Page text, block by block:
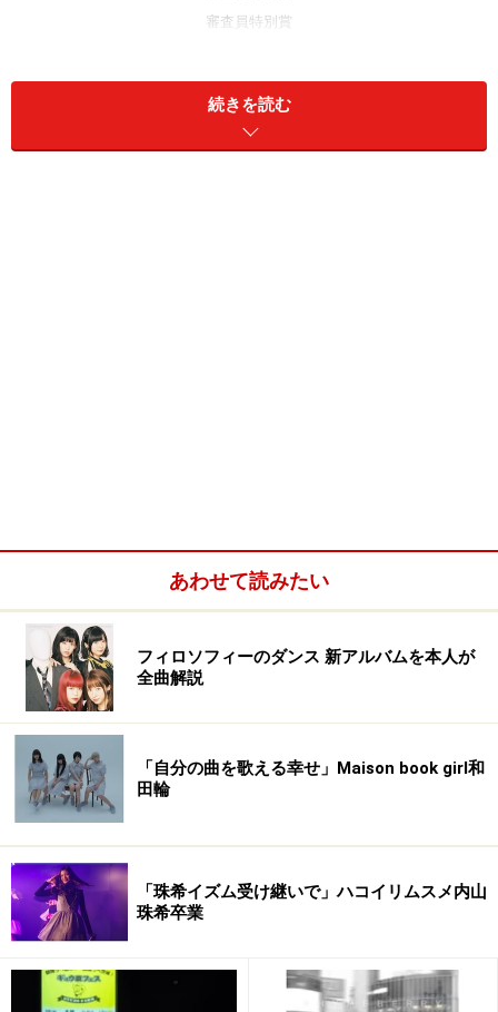
審査員特別賞
菊野智矢 大村沙亜子
伊藤直人
■審査員特別賞：伊藤直人(いとう なおと)…1990年4月18日生まれ（17
歳／高校2年生）・愛知県出身・審査では歌を披露し普通にうまかっ
たので印象に残ったが俳優志望！この風貌で17歳？と一瞬疑る位の雰
■準グランプリ：松島庄汰(まつしま しょうた)…1990年12月26日生ま
れ（16歳／高校2年生）・兵庫県出身・審査では知人の髪の毛をスプ
レーで立たせるという何とも不思議な腕前を披露するも失敗に終わっ
■グランプリ： 清水くるみ(しみず くるみ)…1994年7月16日生まれ（13
続きを読む
あわせて読みたい
フィロソフィーのダンス 新アルバムを本人が
全曲解説
「自分の曲を歌える幸せ」Maison book girl和
田輪
「珠希イズム受け継いで」ハコイリムスメ内山
珠希卒業